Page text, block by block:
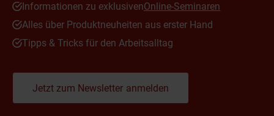
Informationen zu exklusivenOnline-Seminaren
Alles über Produktneuheiten aus erster Hand
Tipps & Tricks für den Arbeitsalltag
Jetzt zum Newsletter anmelden